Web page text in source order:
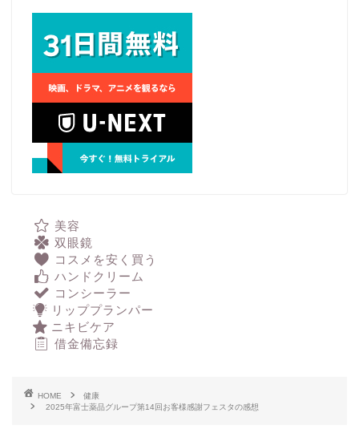
美容
双眼鏡
コスメを安く買う
ハンドクリーム
コンシーラー
リッププランパー
ニキビケア
借金備忘録
HOME
健康
2025年富士薬品グループ第14回お客様感謝フェスタの感想